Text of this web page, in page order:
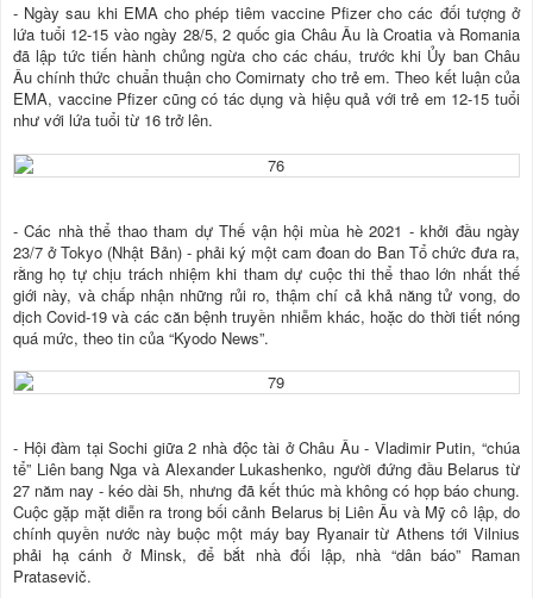
- Ngày sau khi EMA cho phép tiêm vaccine Pfizer cho các đối tượng ở
lứa tuổi 12-15 vào ngày 28/5, 2 quốc gia Châu Âu là Croatia và Romania
đã lập tức tiến hành chủng ngừa cho các cháu, trước khi Ủy ban Châu
Âu chính thức chuẩn thuận cho Comirnaty cho trẻ em. Theo kết luận của
EMA, vaccine Pfizer cũng có tác dụng và hiệu quả với trẻ em 12-15 tuổi
như với lứa tuổi từ 16 trở lên.
- Các nhà thể thao tham dự Thế vận hội mùa hè 2021 - khởi đầu ngày
23/7 ở Tokyo (Nhật Bản) - phải ký một cam đoan do Ban Tổ chức đưa ra,
rằng họ tự chịu trách nhiệm khi tham dự cuộc thi thể thao lớn nhất thế
giới này, và chấp nhận những rủi ro, thậm chí cả khả năng tử vong, do
dịch Covid-19 và các căn bệnh truyền nhiễm khác, hoặc do thời tiết nóng
quá mức, theo tin của “Kyodo News”.
- Hội đàm tại Sochi giữa 2 nhà độc tài ở Châu Âu - Vladimir Putin, “chúa
tể” Liên bang Nga và Alexander Lukashenko, người đứng đầu Belarus từ
27 năm nay - kéo dài 5h, nhưng đã kết thúc mà không có họp báo chung.
Cuộc gặp mặt diễn ra trong bối cảnh Belarus bị Liên Âu và Mỹ cô lập, do
chính quyền nước này buộc một máy bay Ryanair từ Athens tới Vilnius
phải hạ cánh ở Minsk, để bắt nhà đối lập, nhà “dân báo” Raman
Pratasevič.